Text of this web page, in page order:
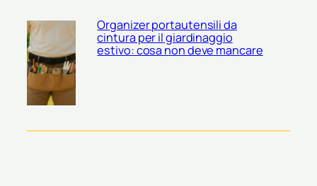
Organizer portautensili da
cintura per il giardinaggio
estivo: cosa non deve mancare